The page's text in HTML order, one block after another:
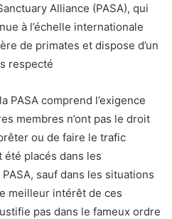
Alliance (PASA), qui
à l’échelle internationale
de primates et dispose d’un
respecté
PASA comprend l’exigence
membres n’ont pas le droit
ou de faire le trafic
été placés dans les
sauf dans les situations
meilleur intérêt de ces
pas dans le fameux ordre